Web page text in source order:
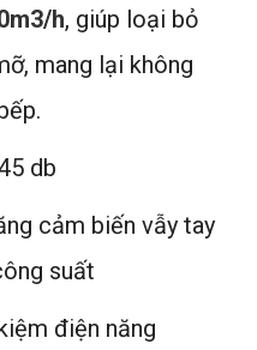
-- Địa chỉ:186 Xương Giang,
thanh inox
bằng ống thoát
h, giúp loại bỏ
mang lại không
db
cảm biến vẫy tay
suất
điện năng